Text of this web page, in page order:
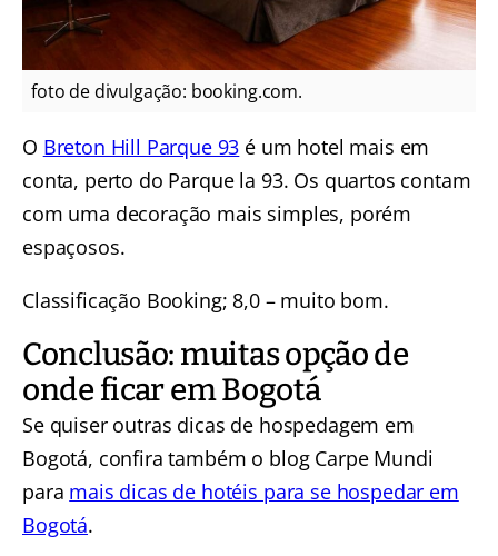
foto de divulgação: booking.com.
O Breton Hill Parque 93 é um hotel mais em
conta, perto do Parque la 93. Os quartos contam
com uma decoração mais simples, porém
espaçosos.
Classificação Booking; 8,0 – muito bom.
Conclusão: muitas opção de
onde ficar em Bogotá
Se quiser outras dicas de hospedagem em
Bogotá, confira também o blog Carpe Mundi
para mais dicas de hotéis para se hospedar em
Bogotá.